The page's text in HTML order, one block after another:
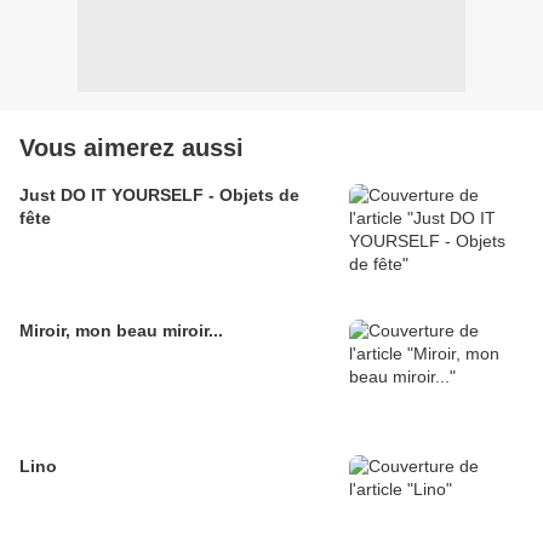
Vous aimerez aussi
Just DO IT YOURSELF - Objets de
fête
Miroir, mon beau miroir...
Lino